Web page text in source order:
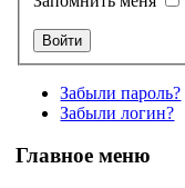
Забыли пароль?
Забыли логин?
Главное меню